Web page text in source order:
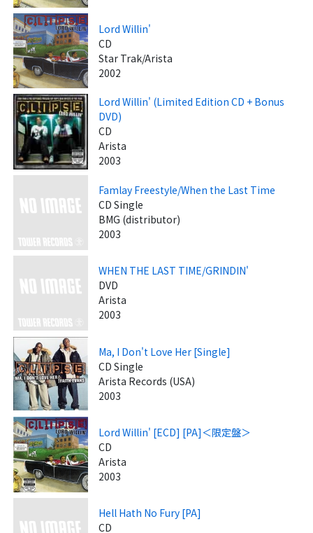
Lord Willin'
CD
Star Trak/Arista
2002
Lord Willin' (Limited Edition CD + Bonus
DVD)
CD
Arista
2003
Famlay Freestyle/When the Last Time
CD Single
BMG (distributor)
2003
WHEN THE LAST TIME/GRINDIN'
DVD
Arista
2003
Ma, I Don't Love Her [Single]
CD Single
Arista Records (USA)
2003
Lord Willin' [ECD] [PA]＜限定盤＞
CD
Arista
2003
Hell Hath No Fury [PA]
CD